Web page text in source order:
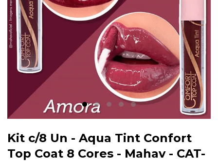
Kit c/8 Un - Aqua Tint Confort
Top Coat 8 Cores - Mahav - CAT-